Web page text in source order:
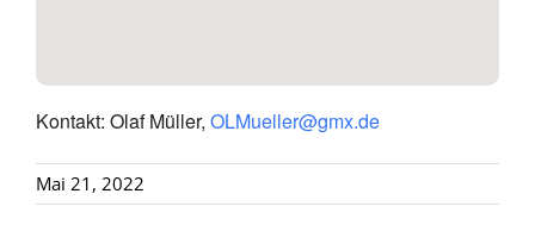
Kontakt: Olaf Müller, OLMueller@gmx.de
Mai 21, 2022